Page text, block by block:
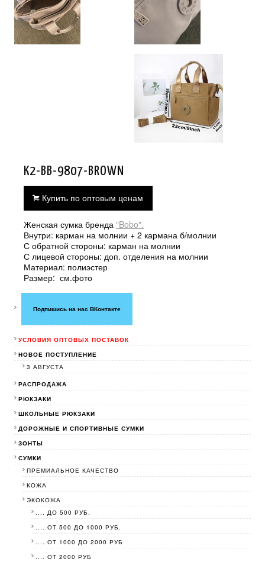
K2-BB-9807-BROWN
Купить по оптовым ценам
Женская сумка бренда "Bobo".
Внутри: карман на молнии + 2 кармана б/молнии
С обратной стороны: карман на молнии
С лицевой стороны: доп. отделения на молнии
Материал: полиэстер
Размер: см.фото
Подпишись на нас ВКонтакте
УСЛОВИЯ ОПТОВЫХ ПОСТАВОК
НОВОЕ ПОСТУПЛЕНИЕ
3 АВГУСТА
РАСПРОДАЖА
РЮКЗАКИ
ШКОЛЬНЫЕ РЮКЗАКИ
ДОРОЖНЫЕ И СПОРТИВНЫЕ СУМКИ
ЗОНТЫ
СУМКИ
ПРЕМИАЛЬНОЕ КАЧЕСТВО
КОЖА
ЭКОКОЖА
.... ДО 500 РУБ.
.... ОТ 500 ДО 1000 РУБ.
.... ОТ 1000 ДО 2000 РУБ
.... ОТ 2000 РУБ